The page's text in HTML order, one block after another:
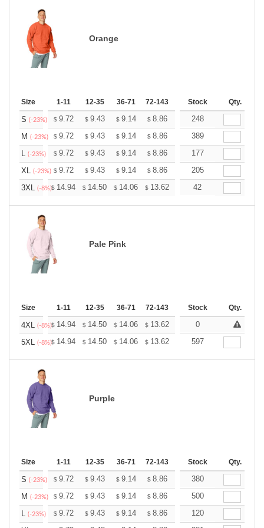
Orange
Size 1-11 12-35 36-71 72-143 144-287 288 + More
Stock Qty.
S (-23%) $ 9.72 $ 9.43 $ 9.14 $ 8.86 8.57
248
M (-23%) $ 9.72 $ 9.43 $ 9.14 $ 8.86 8.57
389
L (-23%) $ 9.72 $ 9.43 $ 9.14 $ 8.86 8.57
177
XL (-23%) $ 9.72 $ 9.43 $ 9.14 $ 8.86 8.57
205
3XL (-8%)$ 14.94 $ 14.50 $ 14.06 $ 13.62 13.17
42
Pale Pink
Size 1-11 12-35 36-71 72-143 144-287 288 + More
Stock Qty.
4XL (-8%)$ 14.94 $ 14.50 $ 14.06 $ 13.62 13.17
0
5XL (-8%)$ 14.94 $ 14.50 $ 14.06 $ 13.62 13.17
597
Purple
Size 1-11 12-35 36-71 72-143 144-287 288 + More
Stock Qty.
S (-23%) $ 9.72 $ 9.43 $ 9.14 $ 8.86 8.57
380
M (-23%) $ 9.72 $ 9.43 $ 9.14 $ 8.86 8.57
500
L (-23%) $ 9.72 $ 9.43 $ 9.14 $ 8.86 8.57
120